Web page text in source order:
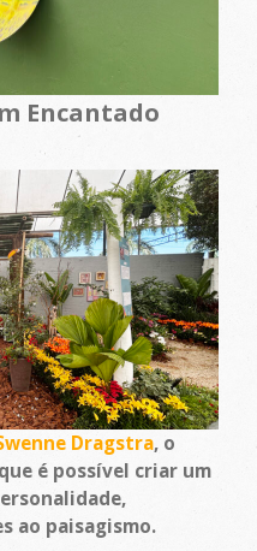
Encantado
Dragstra, o
é possível criar um
ao paisagismo.